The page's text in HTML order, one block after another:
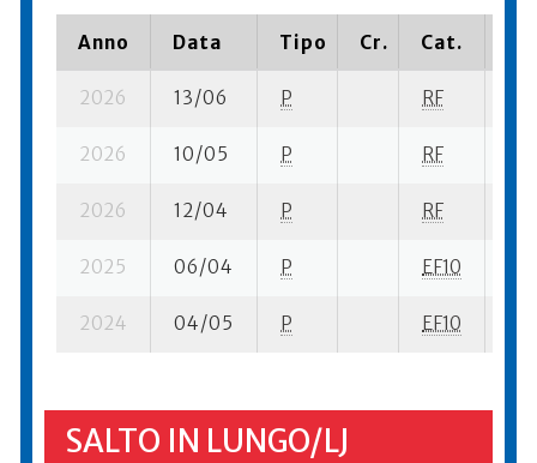
Anno Data Tipo Cr. Cat.
2026 13/06 P RF
2026 10/05 P RF
2026 12/04 P RF
2025 06/04 P EF10
2024 04/05 P EF10
SALTO IN LUNGO/LJ